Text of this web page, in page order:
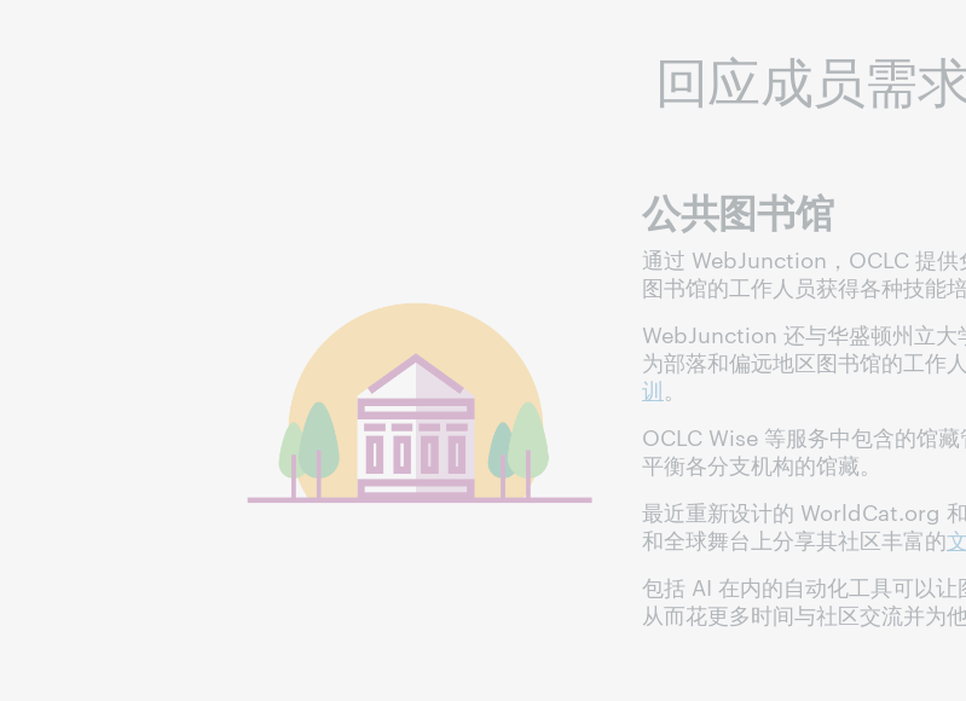
回应成员需
公共图书馆
通过 WebJunction，OCLC 提
图书馆的工作人员获得各种技能
WebJunction 还与华盛顿州立
为部落和偏远地区图书馆的工作
训。
OCLC Wise 等服务中包含的馆
平衡各分支机构的馆藏。
最近重新设计的 WorldCat.org
和全球舞台上分享其社区丰富的
包括 AI 在内的自动化工具可以让
从而花更多时间与社区交流并为